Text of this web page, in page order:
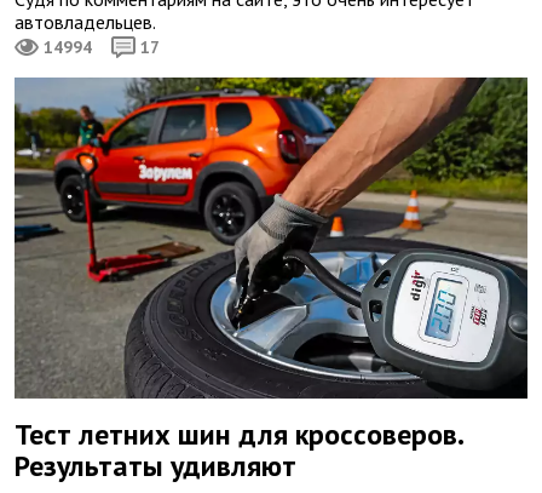
автовладельцев.
14994 17
Тест летних шин для кроссоверов.
Результаты удивляют